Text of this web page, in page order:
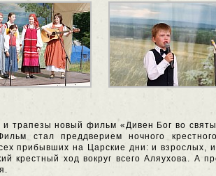
и трапезы новый фильм «Дивен Бог во
стал преддверием ночного
прибывших на Царские дни: и взрослых,
крестный ход вокруг всего Аляухова. А